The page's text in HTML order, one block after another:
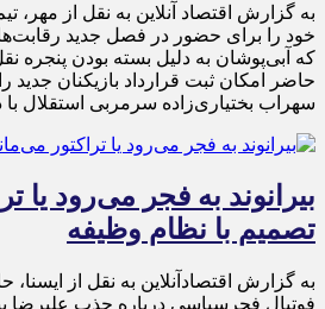
به گزارش اقتصاد آنلاین به نقل از مهر،
خود را برای حضور در فصل جدید
که آبی‌پوشان به دلیل بسته بودن پنجره
حاضر امکان ثبت قرارداد بازیکنان جدید
سهراب بختیاری‌زاده سرمربی استقلال
بیرانوند به فجر می‌رود یا
تصمیم با نظام وظیفه
به گزارش اقتصادآنلاین به نقل از
فوتبال فجرسپاسی درباره جذب علیرضا